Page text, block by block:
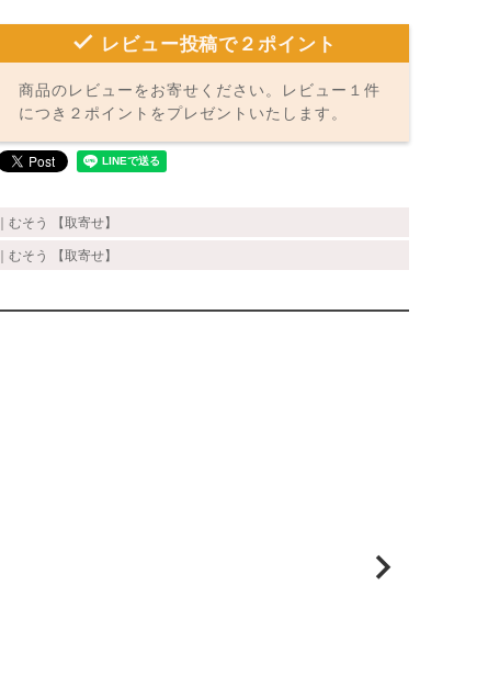
レビュー投稿で２ポイント
商品のレビューをお寄せください。レビュー１件
につき２ポイントをプレゼントいたします。
そう 【取寄せ】
そう 【取寄せ】